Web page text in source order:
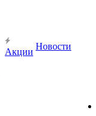
Акции
Новости